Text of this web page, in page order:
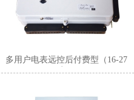
多用户电表远控后付费型（16-27
户）